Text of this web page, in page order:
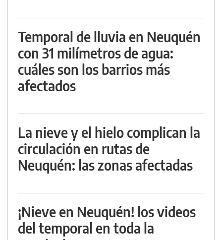
Temporal de lluvia en Neuquén
con 31 milímetros de agua:
cuáles son los barrios más
afectados
La nieve y el hielo complican la
circulación en rutas de
Neuquén: las zonas afectadas
¡Nieve en Neuquén! los videos
del temporal en toda la